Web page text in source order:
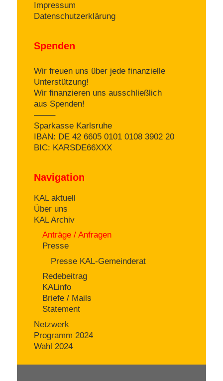
Impressum
Datenschutzerklärung
Spenden
Wir freuen uns über jede finanzielle
Unterstützung!
Wir finanzieren uns ausschließlich
aus Spenden!
——–
Sparkasse Karlsruhe
IBAN: DE 42 6605 0101 0108 3902 20
BIC: KARSDE66XXX
Navigation
KAL aktuell
Über uns
KAL Archiv
Anträge / Anfragen
Presse
Presse KAL-Gemeinderat
Redebeitrag
KALinfo
Briefe / Mails
Statement
Netzwerk
Programm 2024
Wahl 2024